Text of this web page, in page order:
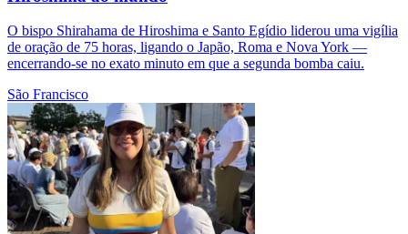
O bispo Shirahama de Hiroshima e Santo Egídio liderou uma vigília
de oração de 75 horas, ligando o Japão, Roma e Nova York —
encerrando-se no exato minuto em que a segunda bomba caiu.
São Francisco